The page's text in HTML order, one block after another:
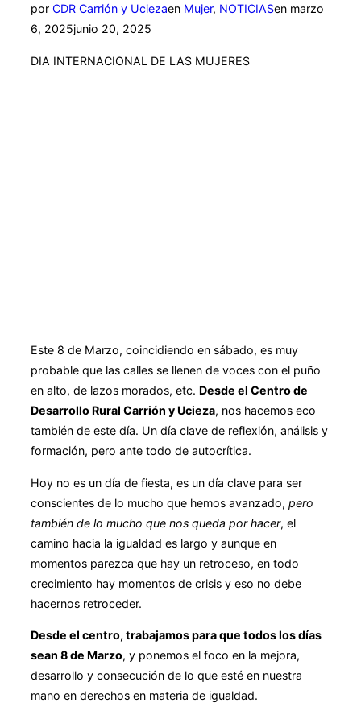
por CDR Carrión y Uciezaen Mujer, NOTICIASen Publicado
marzo
6, 2025junio 20, 2025
DIA INTERNACIONAL DE LAS MUJERES
Este 8 de Marzo, coincidiendo en sábado, es muy
probable que las calles se llenen de voces con el puño
en alto, de lazos morados, etc. Desde el Centro de
Desarrollo Rural Carrión y Ucieza, nos hacemos eco
también de este día. Un día clave de reflexión, análisis y
formación, pero ante todo de autocrítica.
Hoy no es un día de fiesta, es un día clave para ser
conscientes de lo mucho que hemos avanzado, pero
también de lo mucho que nos queda por hacer, el
camino hacia la igualdad es largo y aunque en
momentos parezca que hay un retroceso, en todo
crecimiento hay momentos de crisis y eso no debe
hacernos retroceder.
Desde el centro, trabajamos para que todos los días
sean 8 de Marzo, y ponemos el foco en la mejora,
desarrollo y consecución de lo que esté en nuestra
mano en derechos en materia de igualdad.